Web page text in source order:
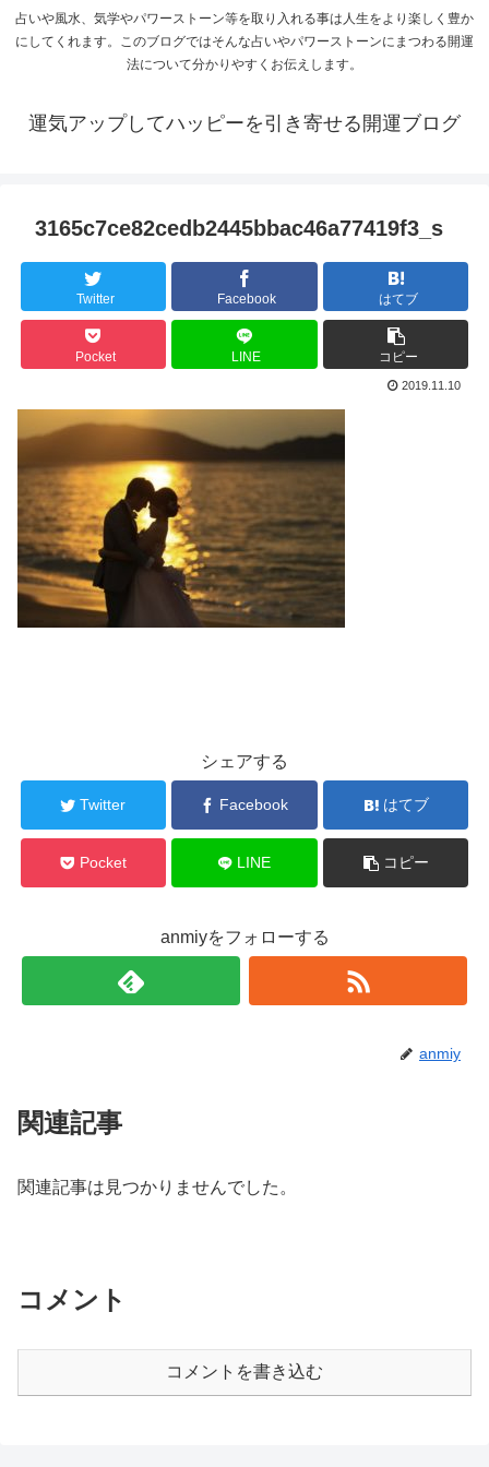
占いや風水、気学やパワーストーン等を取り入れる事は人生をより楽しく豊か
にしてくれます。このブログではそんな占いやパワーストーンにまつわる開運
法について分かりやすくお伝えします。
運気アップしてハッピーを引き寄せる開運ブログ
3165c7ce82cedb2445bbac46a77419f3_s
Twitter Facebook はてブ
Pocket LINE コピー
2019.11.10
シェアする
Twitter Facebook はてブ
Pocket LINE コピー
anmiyをフォローする
anmiy
関連記事
関連記事は見つかりませんでした。
コメント
コメントを書き込む